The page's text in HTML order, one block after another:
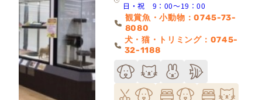
日・祝 9：00～19：00
観賞魚・小動物：0745-73-
8080
犬・猫・トリミング：0745-
32-1188